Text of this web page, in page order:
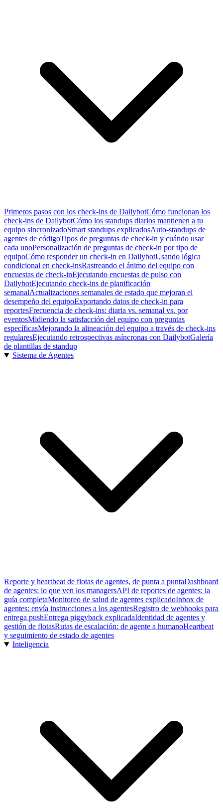
Primeros pasos con los check-ins de DailybotCómo funcionan los
check-ins de DailybotCómo los standups diarios mantienen a tu
equipo sincronizadoSmart standups explicadosAuto-standups de
agentes de códigoTipos de preguntas de check-in y cuándo usar
cada unoPersonalización de preguntas de check-in por tipo de
equipoCómo responder un check-in en DailybotUsando lógica
condicional en check-insRastreando el ánimo del equipo con
encuestas de check-inEjecutando encuestas de pulso con
DailybotEjecutando check-ins de planificación
semanalActualizaciones semanales de estado que mejoran el
desempeño del equipoExportando datos de check-in para
reportesFrecuencia de check-ins: diaria vs. semanal vs. por
eventosMidiendo la satisfacción del equipo con preguntas
específicasMejorando la alineación del equipo a través de check-ins
regularesEjecutando retrospectivas asíncronas con DailybotGalería
de plantillas de standup
Sistema de Agentes
Reporte y heartbeat de flotas de agentes, de punta a puntaDashboard
de agentes: lo que ven los managersAPI de reportes de agentes: la
guía completaMonitoreo de salud de agentes explicadoInbox de
agentes: envía instrucciones a los agentesRegistro de webhooks para
entrega pushEntrega piggyback explicadaIdentidad de agentes y
gestión de flotasRutas de escalación: de agente a humanoHeartbeat
y seguimiento de estado de agentes
Inteligencia